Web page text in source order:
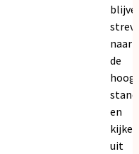
naar
de
en
kijken
uit